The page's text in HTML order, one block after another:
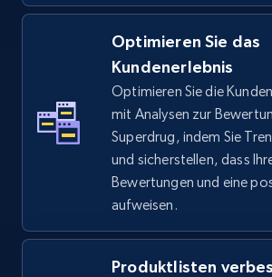
URL, Title, Available, Description,
price, Final price, Discount percent,
5.4K+ 668+ Jetzt
Amazon sellers info
Seller id, URL, Seller name,
info, Stars, Feedbacks, Return policy,
Optimieren Sie das
Kundenerlebnis
Optimieren Sie die
mit Analysen zur
Superdrug, indem Sie
und sicherstellen, dass
Bewertungen und eine
aufweisen.
Produktlisten